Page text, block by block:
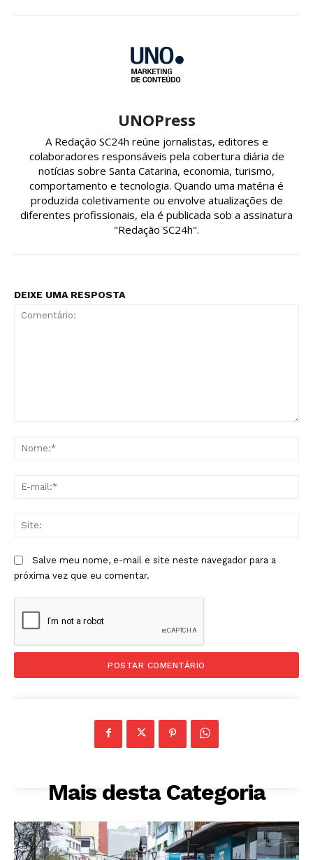
UNOPress
A Redação SC24h reúne jornalistas, editores e
colaboradores responsáveis pela cobertura diária de
notícias sobre Santa Catarina, economia, turismo,
comportamento e tecnologia. Quando uma matéria é
produzida coletivamente ou envolve atualizações de
diferentes profissionais, ela é publicada sob a assinatura
"Redação SC24h".
DEIXE UMA RESPOSTA
Salve meu nome, e-mail e site neste navegador para a
próxima vez que eu comentar.
Mais desta Categoria